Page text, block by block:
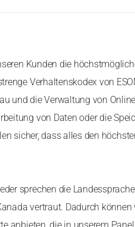
Kunden die
Verhaltenskodex von
und die Verwaltung von
von Daten oder die
sicher, dass alles den
sprechen die
vertraut. Dadurch